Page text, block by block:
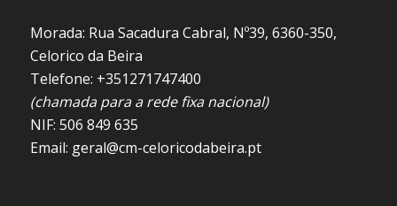
Morada: Rua Sacadura Cabral, Nº39, 6360-350,
Celorico da Beira
Telefone: +351271747400
(chamada para a rede fixa nacional)
NIF: 506 849 635
Email: geral@cm-celoricodabeira.pt